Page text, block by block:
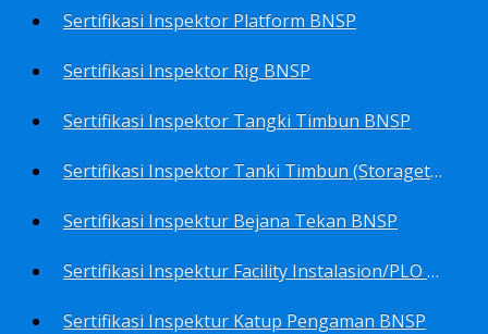
Sertifikasi Inspektor Platform BNSP
Sertifikasi Inspektor Rig BNSP
Sertifikasi Inspektor Tangki Timbun BNSP
Sertifikasi Inspektor Tanki Timbun (Storagetank Inspector) BNSP
Sertifikasi Inspektur Bejana Tekan BNSP
Sertifikasi Inspektur Facility Instalasion/PLO BNSP
Sertifikasi Inspektur Katup Pengaman BNSP